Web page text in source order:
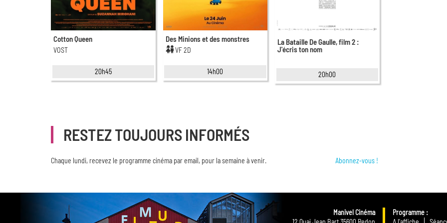
Cotton Queen
VOST
20h45
Des Minions et des monstres
VF 2D
14h00
La Bataille De Gaulle, film 2 :
J'écris ton nom
20h00
RESTEZ TOUJOURS INFORMÉS
Chaque lundi, recevez le programme cinéma par email, pour la semaine à venir. Abonnez-vous !
Manivel Cinéma
Programme